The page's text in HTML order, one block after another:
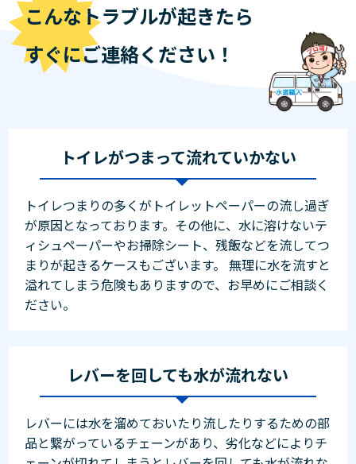
こんなトラブルが起きたら
すぐにご連絡ください！
トイレがつまって流れていかない
トイレつまりの多くがトイレットペーパーの流し過ぎ
が原因となっております。その他に、水に溶けないテ
ィシュペーパーやお掃除シート、残飯などを流してつ
まりが起きるケースもございます。 無理に水を流すと
溢れてしまう危険もありますので、お早めにご相談く
ださい。
レバーを回しても水が流れない
レバーには水を溜めておいたり流したりするための部
品と繋がっているチェーンがあり、劣化などによりチ